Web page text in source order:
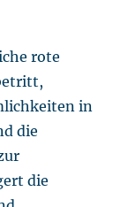
rote
in
die
die